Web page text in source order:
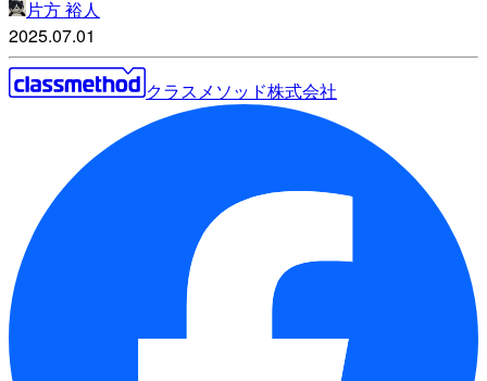
片方 裕人
2025.07.01
クラスメソッド株式会社